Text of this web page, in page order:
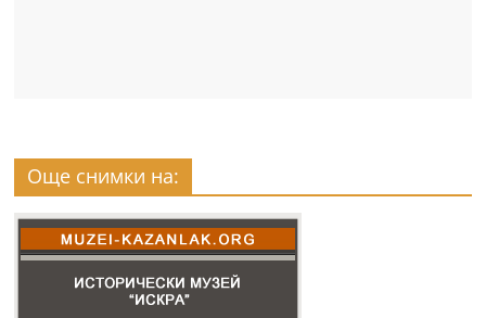
Още снимки на: